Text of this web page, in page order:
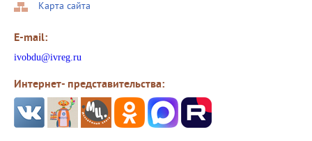
Карта сайта
E-mail:
ivobdu@ivreg.ru
Интернет- представительства: